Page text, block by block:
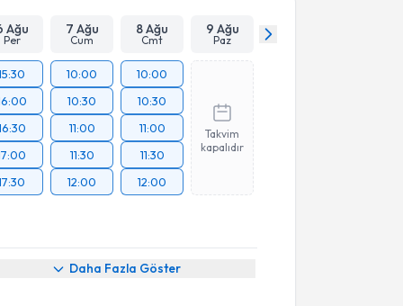
Ağu
Per
7 Ağu
Cum
8 Ağu
Cmt
9 Ağu
Paz
10:00
10:30
11:00
11:30
12:00
10:00
10:30
11:00
11:30
12:00
Takvim
kapalıdır
Daha Fazla Göster